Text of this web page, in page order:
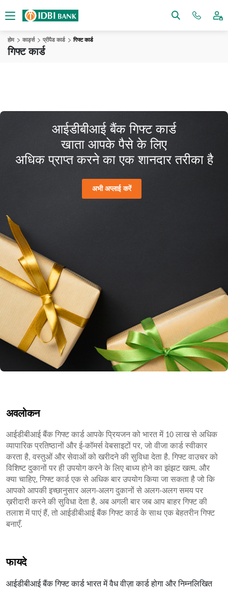
होम कार्ड्स प्रीपैड कार्ड गिफ्ट कार्ड
गिफ्ट कार्ड
आईडीबीआई बैंक गिफ्ट कार्ड
खाता आपके पैसे के लिए
अधिक प्राप्त करने का एक शानदार तरीका है
अभी अप्लाई करें
अवलोकन
आईडीबीआई बैंक गिफ्ट कार्ड आपके प्रियजन को भारत में 10 लाख से अधिक
व्यापारिक प्रतिष्ठानों और ई-कॉमर्स वेबसाइटों पर, जो वीजा कार्ड स्वीकार
करता है, वस्तुओं और सेवाओं को खरीदने की सुविधा देता है. गिफ्ट वाउचर को
विशिष्ट दुकानों पर ही उपयोग करने के लिए बाध्य होने का झंझट खत्म. और
क्या चाहिए, गिफ्ट कार्ड एक से अधिक बार उपयोग किया जा सकता है जो कि
आपको आपकी इच्छानुसार अलग-अलग दुकानों से अलग-अलग समय पर
ख़रीदारी करने की सुविधा देता है. अब अगली बार जब आप बाहर गिफ्ट की
तलाश में पाएं हैं, तो आईडीबीआई बैंक गिफ्ट कार्ड के साथ एक बेहतरीन गिफ्ट
बनाएँ.
फायदे
आईडीबीआई बैंक गिफ्ट कार्ड भारत में वैध वीज़ा कार्ड होगा और निम्नलिखित